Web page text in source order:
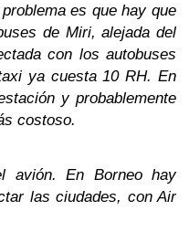
es que hay que
de Miri, alejada del
con los autobuses
ya cuesta 10 RH. En
y probablemente
costoso.
avión. En Borneo hay
las ciudades, con Air